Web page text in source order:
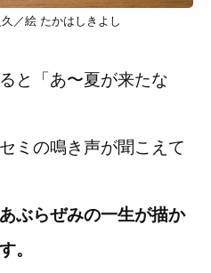
／絵 たかはしきよし
と「あ〜夏が来たな
ミの鳴き声が聞こえて
ぶらぜみの一生が描か
。